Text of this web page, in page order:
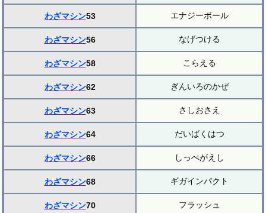
わざマシン53 エナジーボール
わざマシン56 なげつける
わざマシン58 こらえる
わざマシン62 ぎんいろのかぜ
わざマシン63 さしおさえ
わざマシン64 だいばくはつ
わざマシン66 しっぺがえし
わざマシン68 ギガインパクト
わざマシン70 フラッシュ